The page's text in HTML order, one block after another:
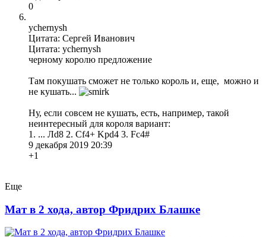
0
ychernysh
Цитата: Сергей Иванович
Цитата: ychernysh
черному королю предложение
Там покушать сможет не только король и, еще, можно и
не кушать...
Ну, если совсем не кушать, есть, например, такой
неинтересный для короля вариант:
1. ... Лd8 2. Cf4+ Kpd4 3. Fc4#
9 декабря 2019 20:39
+1
Еще
Мат в 2 хода, автор Фридрих Блашке